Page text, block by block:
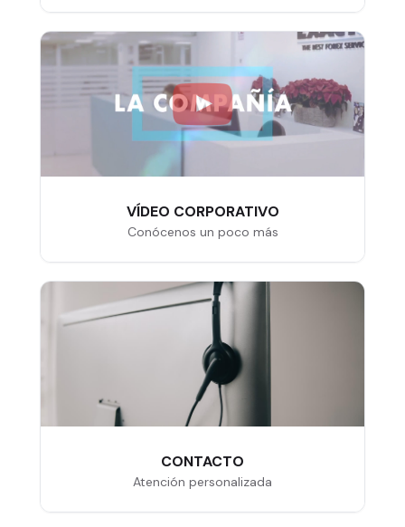
VÍDEO CORPORATIVO
Conócenos un poco más
CONTACTO
Atención personalizada